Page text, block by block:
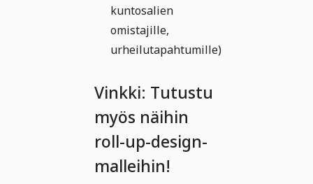
kuntosalien
omistajille,
urheilutapahtumille)
Vinkki: Tutustu
myös näihin
roll-up-design-
malleihin!